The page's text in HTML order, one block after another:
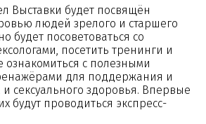
Выставки будет посвящён
людей зрелого и старшего
будет посоветоваться со
посетить тренинги и
ознакомиться с полезными
для поддержания и
сексуального здоровья. Впервые
будут проводиться экспресс-